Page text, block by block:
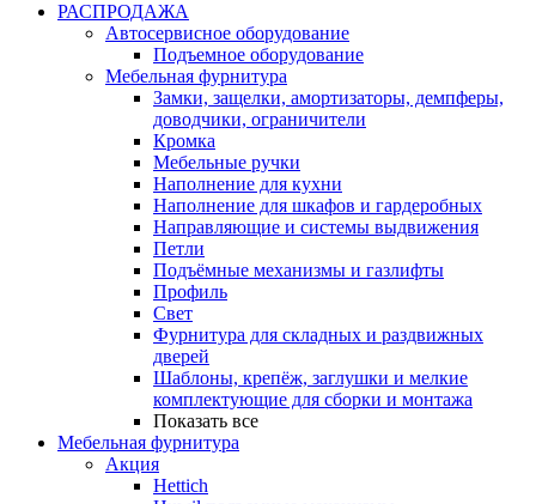
РАСПРОДАЖА
Автосервисное оборудование
Подъемное оборудование
Мебельная фурнитура
Замки, защелки, амортизаторы, демпферы,
доводчики, ограничители
Кромка
Мебельные ручки
Наполнение для кухни
Наполнение для шкафов и гардеробных
Направляющие и системы выдвижения
Петли
Подъёмные механизмы и газлифты
Профиль
Свет
Фурнитура для складных и раздвижных
дверей
Шаблоны, крепёж, заглушки и мелкие
комплектующие для сборки и монтажа
Показать все
Мебельная фурнитура
Акция
Hettich